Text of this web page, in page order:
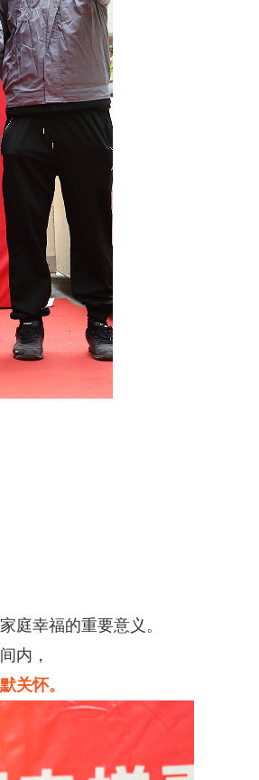
庭幸福的重要意义。
内，
关怀。